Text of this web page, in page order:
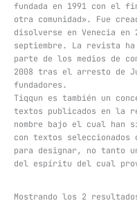
fundada en 1991​ con el
otra comunidad». Fue
disolverse en Venecia
septiembre.​ La revista
parte de los medios de
2008 tras el arresto de
fundadores.
Tiqqun es también un
textos publicados en la
nombre bajo el cual han
con textos
para designar, no tanto
del espíritu del cual
Mostrando los 2